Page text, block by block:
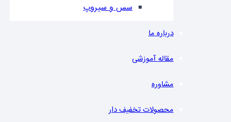
سس و سیروپ
درباره ما
مقاله آموزشی
مشاوره
محصولات تخفیف دار